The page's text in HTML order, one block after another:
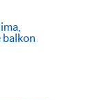
balkon